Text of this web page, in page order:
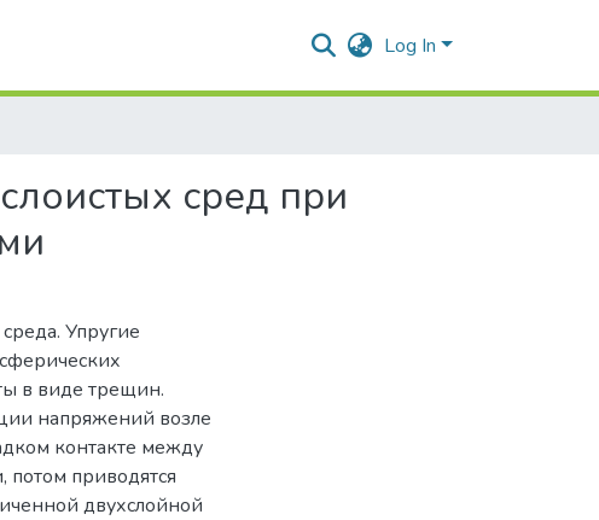
Log In
сред при
Упругие
в виде трещин.
напряжений возле
контакте между
потом приводятся
двухслойной